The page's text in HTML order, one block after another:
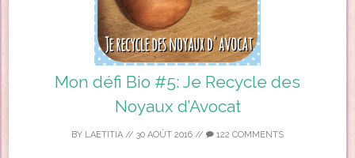
Mon défi Bio #5: Je Recycle des
Noyaux d’Avocat
BY LAETITIA // 30 AOÛT 2016 // 122 COMMENTS